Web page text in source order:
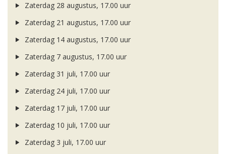
Zaterdag 28 augustus, 17.00 uur
Zaterdag 21 augustus, 17.00 uur
Zaterdag 14 augustus, 17.00 uur
Zaterdag 7 augustus, 17.00 uur
Zaterdag 31 juli, 17.00 uur
Zaterdag 24 juli, 17.00 uur
Zaterdag 17 juli, 17.00 uur
Zaterdag 10 juli, 17.00 uur
Zaterdag 3 juli, 17.00 uur